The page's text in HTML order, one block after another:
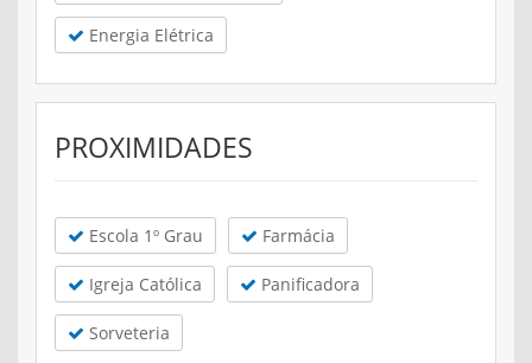
Energia Elétrica
PROXIMIDADES
Escola 1º Grau Farmácia
Igreja Católica Panificadora
Sorveteria